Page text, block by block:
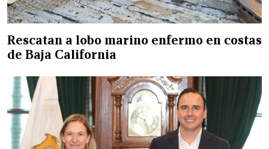
Rescatan a lobo marino enfermo en costas
de Baja California